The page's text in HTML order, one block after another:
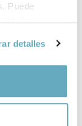
Puede
de varios
detalles